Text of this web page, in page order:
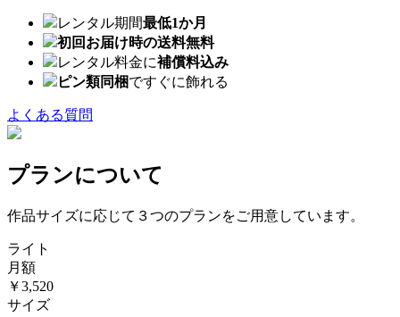
レンタル期間最低1か月
初回お届け時の送料無料
レンタル料金に補償料込み
ピン類同梱ですぐに飾れる
よくある質問
プランについて
作品サイズに応じて３つのプランをご用意しています。
ライト
月額
￥3,520
サイズ